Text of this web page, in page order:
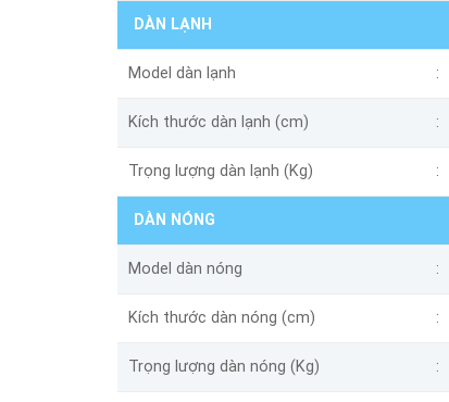
DÀN LẠNH
Model dàn lạnh
Kích thước dàn lạnh (cm)
Trọng lượng dàn lạnh (Kg)
DÀN NÓNG
Model dàn nóng
Kích thước dàn nóng (cm)
Trọng lượng dàn nóng (Kg)